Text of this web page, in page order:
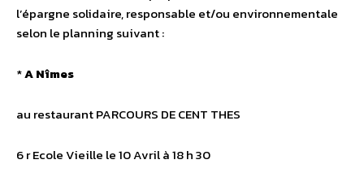
l’épargne solidaire, responsable et/ou environnementale
selon le planning suivant :
*A Nîmes
au restaurant PARCOURS DE CENT THES
6 r Ecole Vieille le 10 Avril à 18 h 30